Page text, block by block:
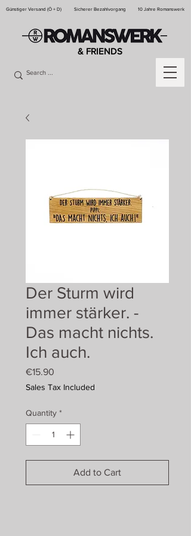
Günstiger Versand (Ö + D) Sicherer Bezahlvorgang 10 Jahre Romanswerk
& FRIENDS
Der Sturm wird
immer stärker. -
Das macht nichts.
Ich auch.
€15.90
Sales Tax Included
Quantity *
Add to Cart